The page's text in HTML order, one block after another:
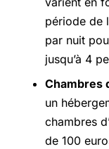
période de
par nuit
jusqu’à 4
Chambres
un
chambres
de 100